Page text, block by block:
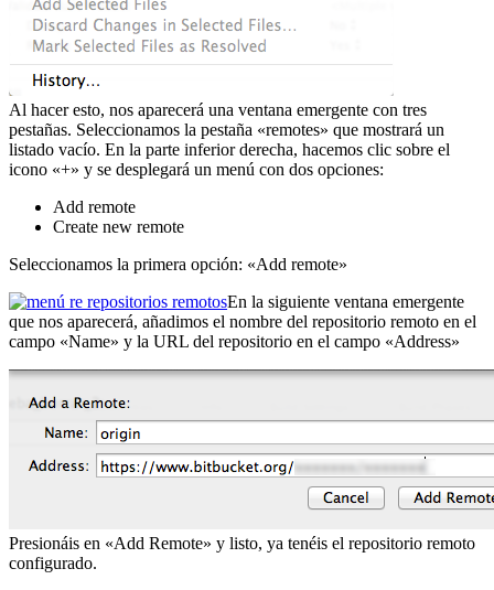
Al hacer esto, nos aparecerá una ventana emergente con tres
pestañas. Seleccionamos la pestaña «remotes» que mostrará un
listado vacío. En la parte inferior derecha, hacemos clic sobre el
icono «+» y se desplegará un menú con dos opciones:
Add remote
Create new remote
Seleccionamos la primera opción: «Add remote»
En la siguiente ventana emergente
que nos aparecerá, añadimos el nombre del repositorio remoto en el
campo «Name» y la URL del repositorio en el campo «Address»
Presionáis en «Add Remote» y listo, ya tenéis el repositorio remoto
configurado.